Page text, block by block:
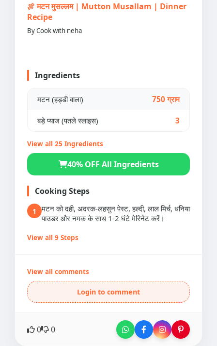
🍖 मटन मुसल्लम | Mutton Musallam | Dinner
Recipe
By Cook with neha
Ingredients
मटन (हड्डी वाला) 750 ग्राम
बड़े प्याज (पतले स्लाइस) 3
View all 25 Ingredients
40% OFF All Ingredients
Cooking Steps
1
मटन को दही, अदरक-लहसुन पेस्ट, हल्दी, लाल मिर्च, धनिया
पाउडर और नमक के साथ 1-2 घंटे मेरिनेट करें।
View all 9 Steps
View all comments
Login to comment
0 0